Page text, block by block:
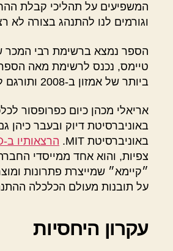
המשפיעים על תהליכי קבלת
וגורמים לנו להתנהג בצורה לא
הספר נמצא ברשימת רבי המכר
טיימס, נכנס לרשימת מאה
ביותר של אמזון ב-2008 ותורגם לעשרות שפות.
אריאלי מכהן כיום כפרופסור
באוניברסיטת דיוק ובעבר כיהן
באוניברסיטת MIT.
הרצאותיו ב-TED
צפיות, והוא אחד ממייסדי
״קיימא״ שמייצרת פתרונות
על תובנות מעולם הכלכלה
עקרון היחסיות